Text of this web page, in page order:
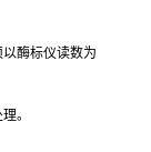
酶标仪读数为
。